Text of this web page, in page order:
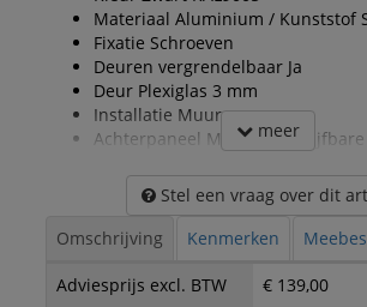
Materiaal Aluminium / Kunststof
Fixatie Schroeven
Deuren vergrendelbaar Ja
Deur Plexiglas 3 mm
Installatie Muur
Achterpaneel Metalenmeer
Stel een vraag over dit
Omschrijving
Kenmerken
Adviesprijs excl. BTW
€ 139,00